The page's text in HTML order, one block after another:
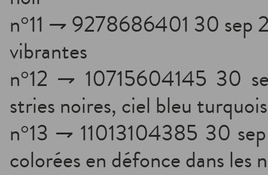
n°11 ⇁ 9278686401 30 sep
vibrantes
n°12 ⇁ 10715604145 30
stries noires, ciel bleu
n°13 ⇁ 11013104385 30
colorées en défonce dans les